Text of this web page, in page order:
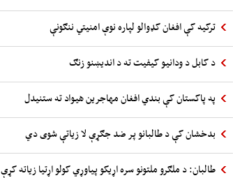
ترکیه کې افغان کډوالو لپاره نوې امنیتي ننګونې
د کابل د ودانیو کیفیت ته د اندیښنو زنګ
په پاکستان کې بندي افغان مهاجرین هیواد ته ستنیدل
بدخشان کې د طالبانو پر ضد جګړې لا زیاتې شوی دي
طالبان: د ملګرو ملتونو سره اړیکو پیاوړي کولو اړتیا زیاته کړې